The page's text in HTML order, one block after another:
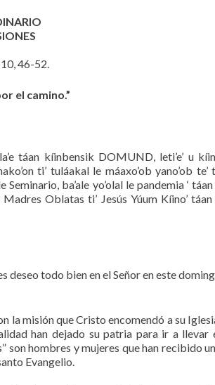
46-52.
el camino.”
táan kíinbensik DOMUND, leti’e’ u
ti’ tuláakal le máaxo’ob yano’ob te’
Seminario, ba’ale yo’olal le pandemia ‘
Madres Oblatas ti’ Jesús Yúum Kíino’ táan
deseo todo bien en el Señor en este
la misión que Cristo encomendó a su
han dejado su patria para ir a llevar
son hombres y mujeres que han recibido
Evangelio.